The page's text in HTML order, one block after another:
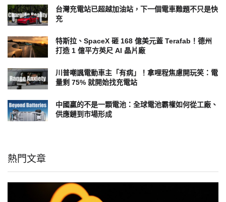
台灣充電站已超越加油站，下一個電車難題不只是快
充
特斯拉、SpaceX 砸 168 億美元蓋 Terafab！德州
打造 1 億平方英尺 AI 晶片廠
川普嘲諷電動車主「有病」！拿哩程焦慮開玩笑：電
量剩 75% 就開始找充電站
中國贏的不是一顆電池：全球電池霸權如何從工廠、
供應鏈到市場形成
熱門文章